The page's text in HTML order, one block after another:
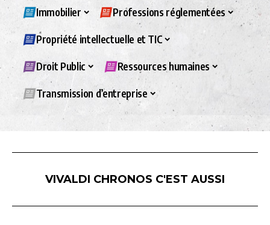
Immobilier Professions réglementées
Propriété intellectuelle et TIC
Droit Public Ressources humaines
Transmission d’entreprise
VIVALDI CHRONOS C'EST AUSSI